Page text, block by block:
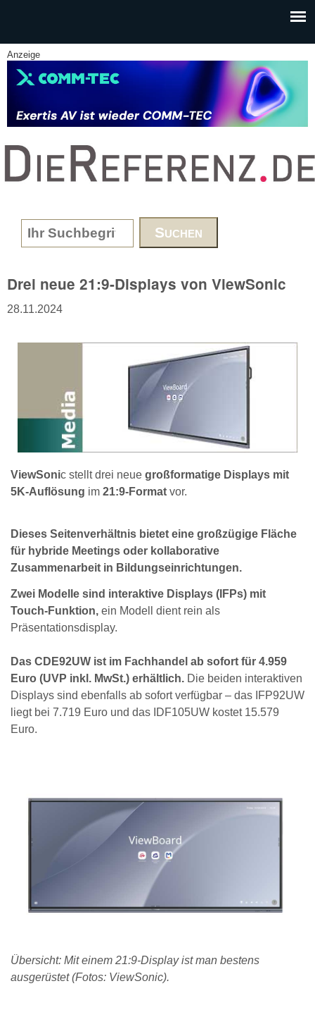
Anzeige
www.DieReferenz.de
Search form
Drei neue 21:9-Displays von ViewSonic
28.11.2024
ViewSonic stellt drei neue großformatige Displays mit
5K-Auflösung im 21:9-Format vor.
Dieses Seitenverhältnis bietet eine großzügige Fläche
für hybride Meetings oder kollaborative
Zusammenarbeit in Bildungseinrichtungen.
Zwei Modelle sind interaktive Displays (IFPs) mit
Touch-Funktion, ein Modell dient rein als
Präsentationsdisplay.
Das CDE92UW ist im Fachhandel ab sofort für 4.959
Euro (UVP inkl. MwSt.) erhältlich. Die beiden interaktiven
Displays sind ebenfalls ab sofort verfügbar – das IFP92UW
liegt bei 7.719 Euro und das IDF105UW kostet 15.579
Euro.
Übersicht: Mit einem 21:9-Display ist man bestens
ausgerüstet (Fotos: ViewSonic).